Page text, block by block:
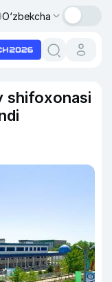
O‘zbekcha
shifoxonasi